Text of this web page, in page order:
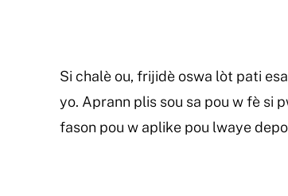
Si chalè ou, frijidè oswa lòt pati
yo. Aprann plis sou sa pou w fè si
fason pou w aplike pou lwaye